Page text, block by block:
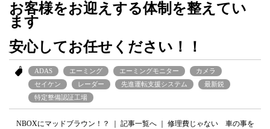
お客様をお迎えする体制を整えてい
ます
安心してお任せください！！
ADAS エーミング エーミングモニター
カメラ
セイケン
レーダー 先進運転支援システム
最新鋭
特定整備認証工場
NBOXにマッドブラウン！？ 記事一覧へ｜ 修理費じゃない 車の事を